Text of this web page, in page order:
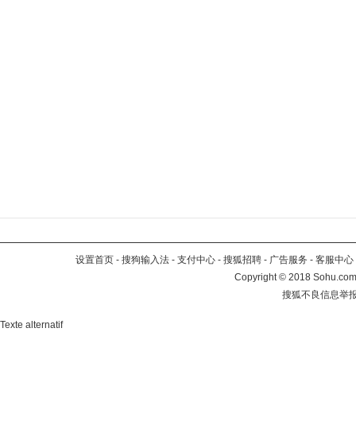
设置首页 - 搜狗输入法 - 支付中心 - 搜狐招聘 - 广告服务 - 客服中心
Copyright©2018
搜狐不良信息举
Texte alternatif